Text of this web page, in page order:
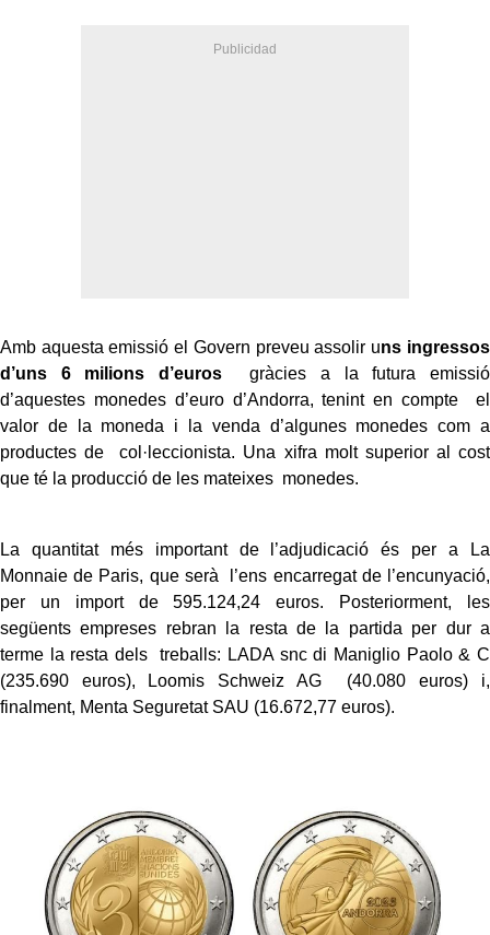
Amb aquesta emissió el Govern preveu assolir uns ingressos
d’uns 6 milions d’eurosgràcies a la futura emissió
d’aquestes monedes d’euro d’Andorra, tenint en compte el
valor de la moneda i la venda d’algunes monedes com a
productes de col·leccionista. Una xifra molt superior al cost
que té la producció de les mateixes monedes.
La quantitat més important de l’adjudicació és per a La
Monnaie de Paris, que serà l’ens encarregat de l’encunyació,
per un import de 595.124,24 euros. Posteriorment, les
següents empreses rebran la resta de la partida per dur a
terme la resta dels treballs: LADA snc di Maniglio Paolo & C
(235.690 euros), Loomis Schweiz AG (40.080 euros) i,
finalment, Menta Seguretat SAU (16.672,77 euros).